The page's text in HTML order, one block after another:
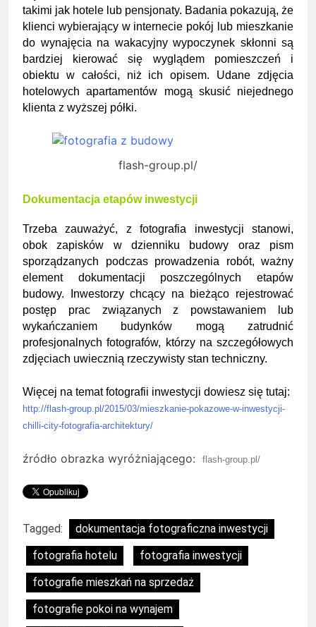
takimi jak hotele lub pensjonaty. Badania pokazują, że
klienci wybierający w internecie pokój lub mieszkanie
do wynajęcia na wakacyjny wypoczynek skłonni są
bardziej kierować się wyglądem pomieszczeń i
obiektu w całości, niż ich opisem. Udane zdjęcia
hotelowych apartamentów mogą skusić niejednego
klienta z wyższej półki.
flash-group.pl/
Dokumentacja etapów inwestycji
Trzeba zauważyć, z fotografia inwestycji stanowi,
obok zapisków w dzienniku budowy oraz pism
sporządzanych podczas prowadzenia robót, ważny
element dokumentacji poszczególnych etapów
budowy. Inwestorzy chcący na bieżąco rejestrować
postęp prac związanych z powstawaniem lub
wykańczaniem budynków mogą zatrudnić
profesjonalnych fotografów, którzy na szczegółowych
zdjęciach uwiecznią rzeczywisty stan techniczny.
Więcej na temat fotografii inwestycji dowiesz się tutaj:
http://flash-group.pl/2015/03/mieszkanie-pokazowe-w-inwestycji-
chilli-city-fotografia-architektury/
źródło obrazka wyróżniającego: flash-group.pl/
Tagged:
dokumentacja fotograficzna inwestycji
fotografia hotelu
fotografia inwestycji
fotografie mieszkań na sprzedaż
fotografie pokoi na wynajem